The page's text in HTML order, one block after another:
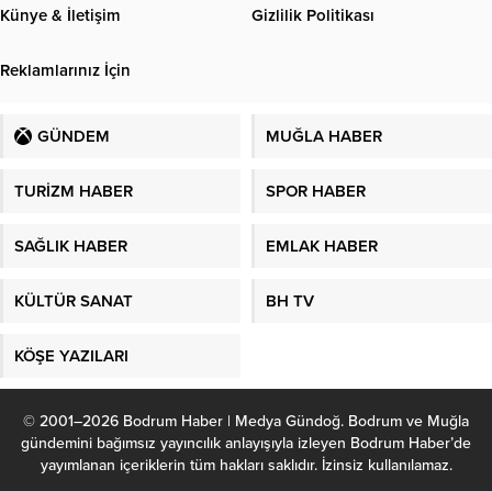
Künye & İletişim Gizlilik Politikası
Reklamlarınız İçin
GÜNDEM MUĞLA HABER
TURİZM HABER SPOR HABER
SAĞLIK HABER EMLAK HABER
KÜLTÜR SANAT BH TV
KÖŞE YAZILARI
© 2001–2026 Bodrum Haber | Medya Gündoğ. Bodrum ve Muğla
gündemini bağımsız yayıncılık anlayışıyla izleyen Bodrum Haber’de
yayımlanan içeriklerin tüm hakları saklıdır. İzinsiz kullanılamaz.